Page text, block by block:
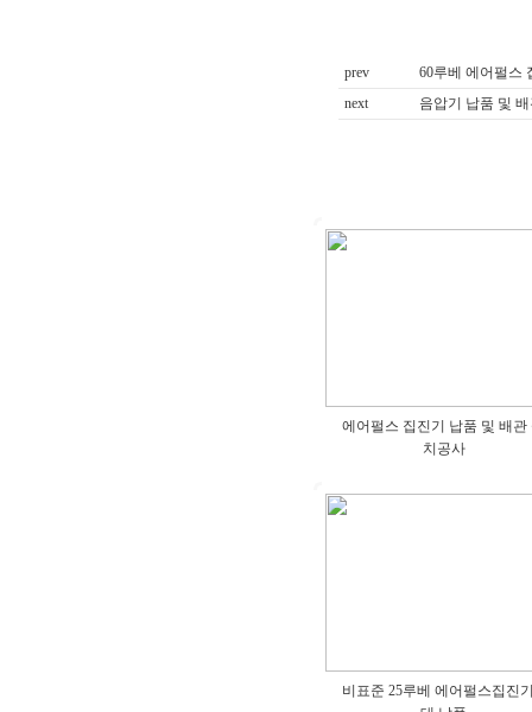
prev
60루베 에어펄스
next
음압기 납품 및
에어펄스 집진기 납품 및 배관
치공사
비표준 25루베 에어펄스집진